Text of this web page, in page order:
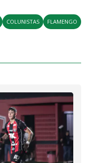
COLUNISTAS FLAMENGO